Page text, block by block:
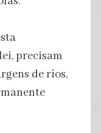
precisam
de rios,